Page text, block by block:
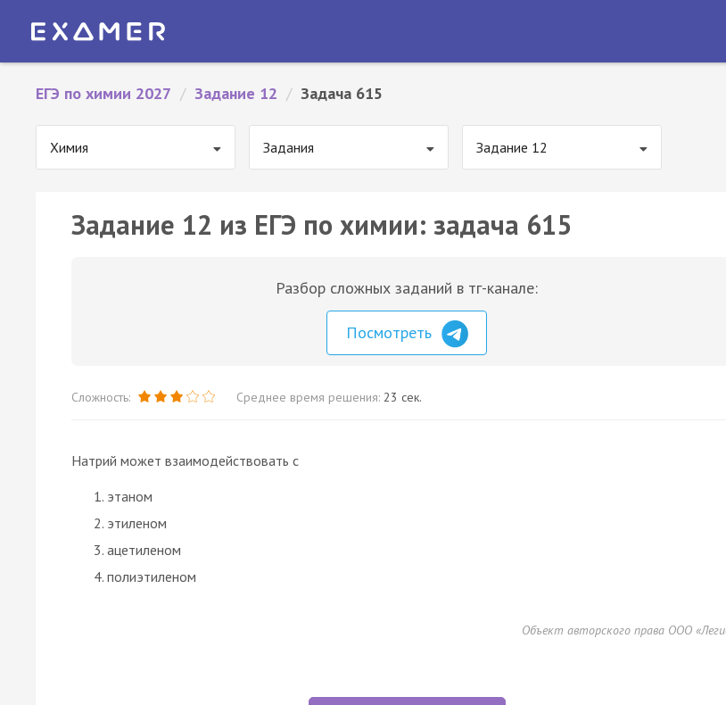
ЕГЭ по химии 2027 / Задание 12 / Задача 615
Химия Задания Задание 12
Задание 12 из ЕГЭ по химии: задача 615
Разбор сложных заданий в тг-канале:
Посмотреть
Сложность: Среднее время решения: 23 сек.
Натрий может взаимодействовать с
этаном
этиленом
ацетиленом
полиэтиленом
Объект авторского права ООО